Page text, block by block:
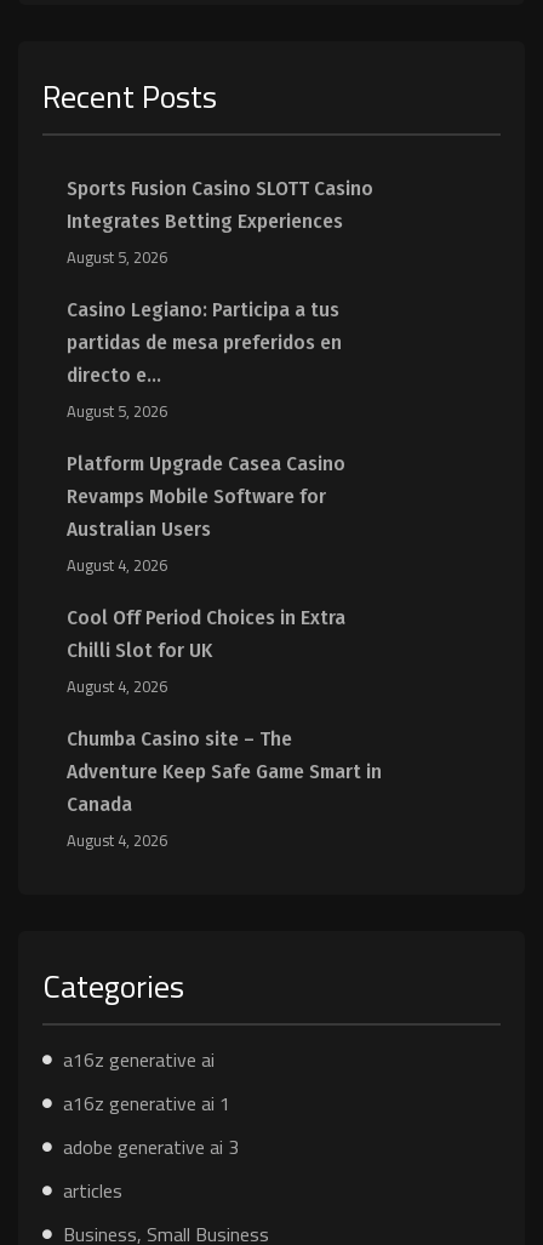
Recent Posts
Sports Fusion Casino SLOTT Casino
Integrates Betting Experiences
August 5, 2026
Casino Legiano: Participa a tus
partidas de mesa preferidos en
directo e...
August 5, 2026
Platform Upgrade Casea Casino
Revamps Mobile Software for
Australian Users
August 4, 2026
Cool Off Period Choices in Extra
Chilli Slot for UK
August 4, 2026
Chumba Casino site – The
Adventure Keep Safe Game Smart in
Canada
August 4, 2026
Categories
a16z generative ai
a16z generative ai 1
adobe generative ai 3
articles
Business, Small Business